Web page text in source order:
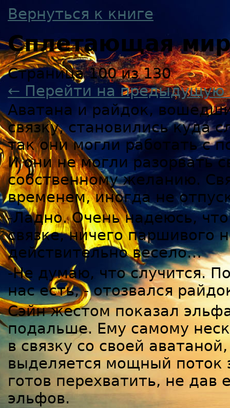
Вернуться к книге
Сплетающая
Страница 100 из 130
← Перейти на предыдущую
Аватана и райдок,
связку, становились куда
так они могли работать с
И они не могли разорвать
собственному желанию.
временем, иногда не
-Ладно. Очень надеюсь,
связке, ничего паршивого
действительно весело…
-Не думаю, что случится.
нас есть, - отозвался
Сэйн жестом показал
подальше. Ему самому
в связку со своей
выделяется мощный поток
готов перехватить, не дав
эльфов.